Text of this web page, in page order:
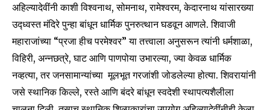
अहिल्यादेवींनी काशी विश्वनाथ, सोमनाथ, रामेश्वरम, केदारनाथ यांसारख्या
उद्ध्वस्त मंदिरे पुन्हा बांधून धार्मिक पुनरुत्थान घडवून आणले. शिवाजी
महाराजांच्या “प्रजा हीच परमेश्वर” या तत्त्वाला अनुसरून त्यांनी धर्मशाळा,
विहिरी, अन्नछत्रे, घाट आणि पाणपोया उभारल्या, ज्या केवळ धार्मिक
नव्हत्या, तर जनसामान्यांच्या मूलभूत गरजांशी जोडलेल्या होत्या. शिवरायांनी
जसे स्थानिक किल्ले, रस्ते आणि बंदरे बांधून स्वदेशी स्थापत्यशैलीला